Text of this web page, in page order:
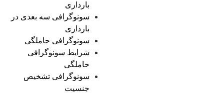
بارداری
سونوگرافی سه بعدی در
بارداری
سونوگرافی حاملگی
شرایط سونوگرافی
حاملگی
سونوگرافی تشخیص
جنسیت